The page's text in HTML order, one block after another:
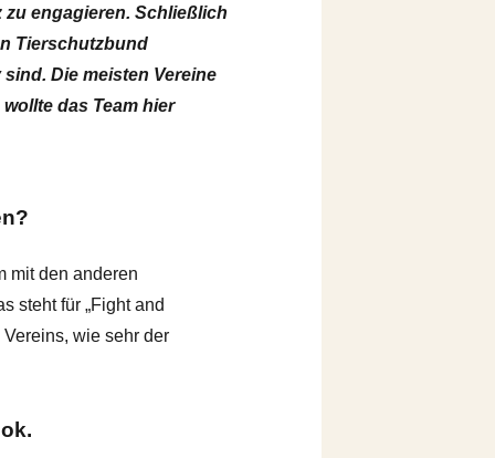
zu engagieren. Schließlich
Tierschutzbund
Die meisten Vereine
das Team hier
mit den anderen
steht für „Fight and
wie sehr der